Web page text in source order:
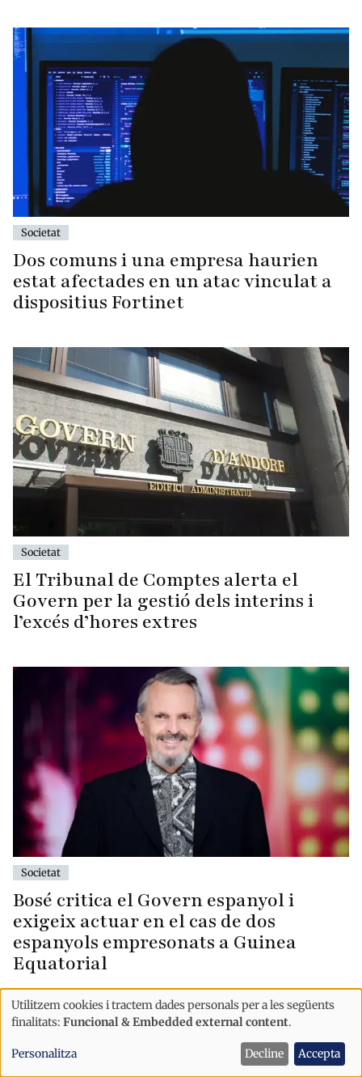
Societat
Dos comuns i una empresa haurien
estat afectades en un atac vinculat a
dispositius Fortinet
Societat
El Tribunal de Comptes alerta el
Govern per la gestió dels interins i
l’excés d’hores extres
Societat
Bosé critica el Govern espanyol i
exigeix actuar en el cas de dos
espanyols empresonats a Guinea
Equatorial
Ús
de
dades
Utilitzem cookies i tractem dades personals per a les següents
finalitats: Funcional & Embedded external content.
Personalitza Decline Accepta